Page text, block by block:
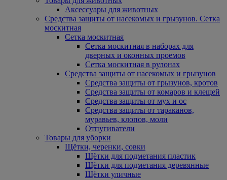
Аксессуары для животных
Средства защиты от насекомых и грызунов. Сетка
москитная
Сетка москитная
Сетка москитная в наборах для
дверных и оконных проемов
Сетка москитная в рулонах
Средства защиты от насекомых и грызунов
Средства защиты от грызунов, кротов
Средства защиты от комаров и клещей
Средства защиты от мух и ос
Средства защиты от тараканов,
муравьев, клопов, моли
Отпугиватели
Товары для уборки
Щётки, черенки, совки
Щётки для подметания пластик
Щётки для подметания деревянные
Щётки уличные